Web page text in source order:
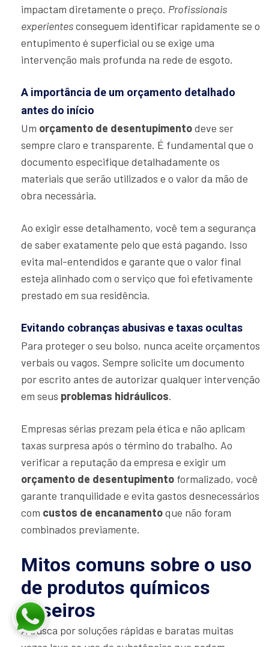
impactam diretamente o preço. Profissionais
experientesconseguem identificar rapidamente se o
entupimento é superficial ou se exige uma
intervenção mais profunda na rede de esgoto.
A importância de um orçamento detalhado
antes do início
Um orçamento de desentupimentodeve ser
sempre claro e transparente. É fundamental que o
documento especifique detalhadamente os
materiais que serão utilizados e o valor da mão de
obra necessária.
Ao exigir esse detalhamento, você tem a segurança
de saber exatamente pelo que está pagando. Isso
evita mal-entendidos e garante que o valor final
esteja alinhado com o serviço que foi efetivamente
prestado em sua residência.
Evitando cobranças abusivas e taxas ocultas
Para proteger o seu bolso, nunca aceite orçamentos
verbais ou vagos. Sempre solicite um documento
por escrito antes de autorizar qualquer intervenção
em seus problemas hidráulicos.
Empresas sérias prezam pela ética e não aplicam
taxas surpresa após o término do trabalho. Ao
verificar a reputação da empresa e exigir um
orçamento de desentupimento formalizado, você
garante tranquilidade e evita gastos desnecessários
com custos de encanamentoque não foram
combinados previamente.
Mitos comuns sobre o uso
de produtos químicos
caseiros
A busca por soluções rápidas e baratas muitas